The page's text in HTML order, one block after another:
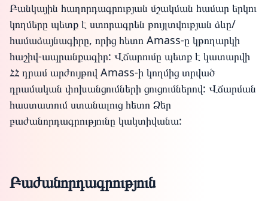
Բանկային հաղորդագրության մշակման համար երկու
կողմերը պետք է ստորագրեն թույլտվության ձևը/
համաձայնագիրը, որից հետո Amass-ը կթողարկի
հաշիվ-ապրանքագիր: Վճարումը պետք է կատարվի
ՀՀ դրամ արժույթով Amass-ի կողմից տրված
դրամական փոխանցումների ցուցումներով: Վճարման
հաստատում ստանալուց հետո Ձեր
բաժանորդագրությունը կակտիվանա:
Բաժանորդագրություն